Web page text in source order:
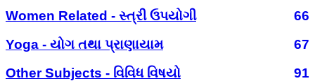
Women Related - સ્ત્રી ઉપયોગી
66
Yoga - યોગ તથા પ્રાણાયામ
67
Other Subjects - વિવિધ વિષયો
91